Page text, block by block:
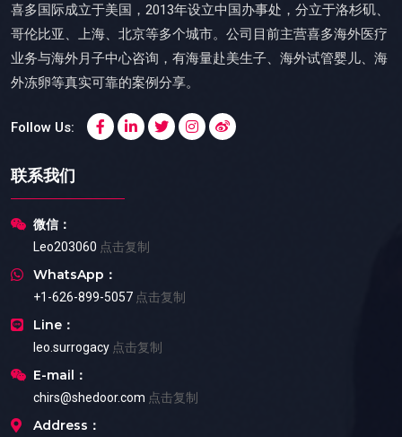
喜多国际成立于美国，2013年设立中国办事处，分立于洛杉矶、
哥伦比亚、上海、北京等多个城市。公司目前主营喜多海外医疗
业务与海外月子中心咨询，有海量赴美生子、海外试管婴儿、海
外冻卵等真实可靠的案例分享。
Follow Us:
联系我们
微信：
Leo203060 点击复制
WhatsApp：
+1-626-899-5057 点击复制
Line：
leo.surrogacy 点击复制
E-mail：
chirs@shedoor.com 点击复制
Address：